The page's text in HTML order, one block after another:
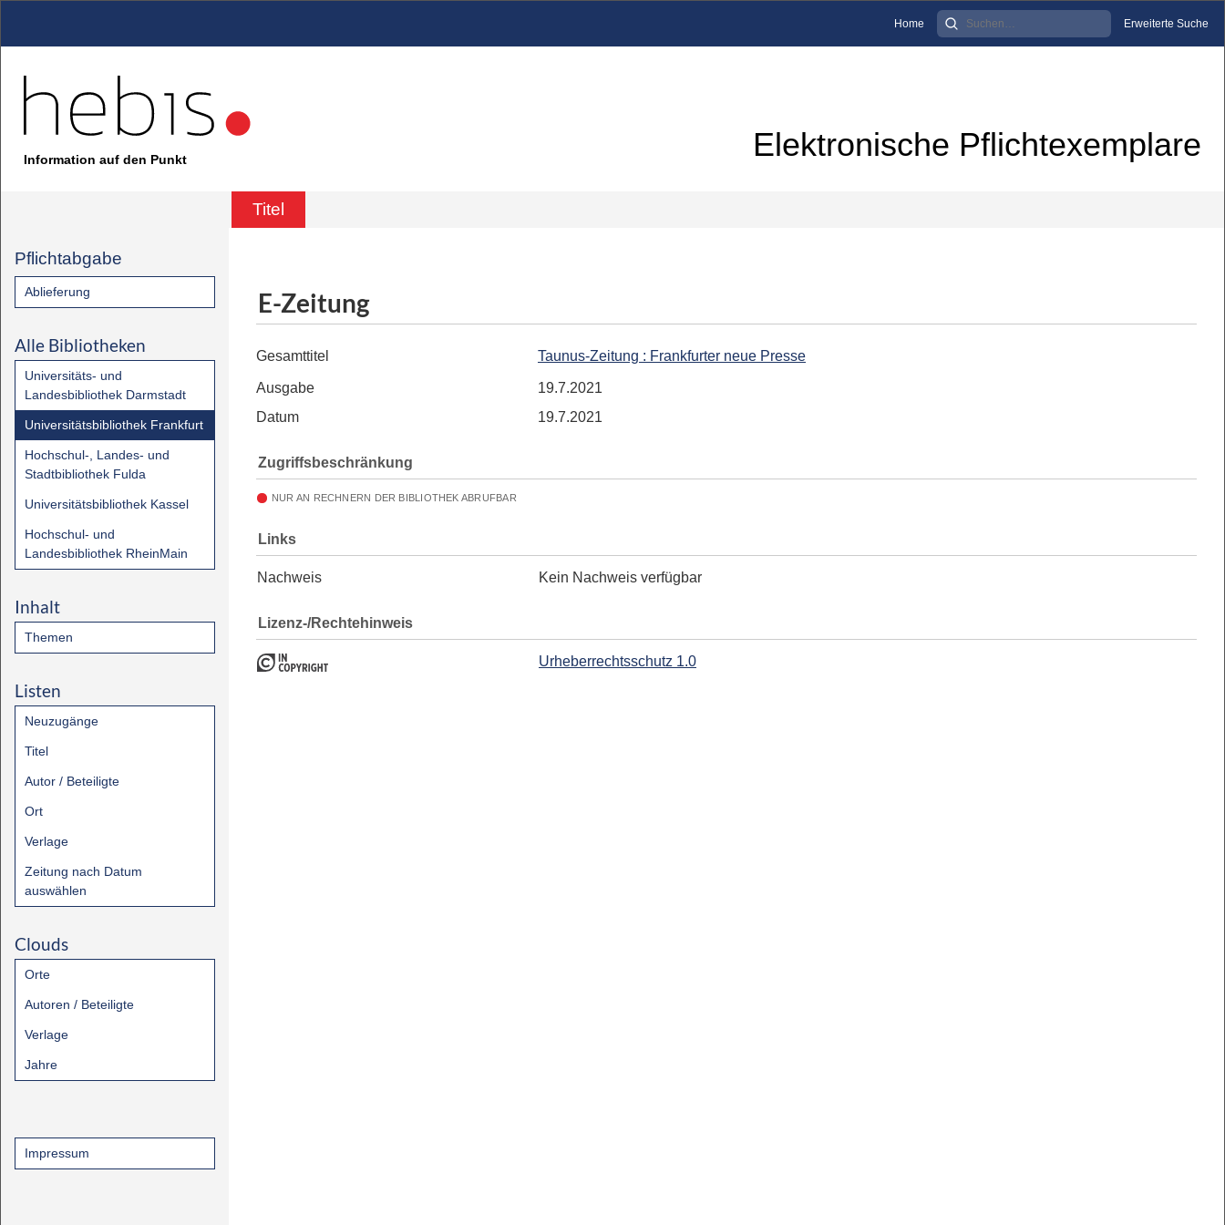
Home Erweiterte Suche
Information auf den Punkt Elektronische Pflichtexemplare
Titel
Pflichtabgabe
Ablieferung
Alle Bibliotheken
Universitäts- und
Landesbibliothek Darmstadt
Universitätsbibliothek Frankfurt
Hochschul-, Landes- und
Stadtbibliothek Fulda
Universitätsbibliothek Kassel
Hochschul- und
Landesbibliothek RheinMain
Inhalt
Themen
Listen
Neuzugänge
Titel
Autor / Beteiligte
Ort
Verlage
Zeitung nach Datum
auswählen
Clouds
Orte
Autoren / Beteiligte
Verlage
Jahre
Impressum
E-Zeitung
Gesamttitel Taunus-Zeitung : Frankfurter neue Presse
Ausgabe
19.7.2021
Datum
19.7.2021
Zugriffsbeschränkung
NUR AN RECHNERN DER BIBLIOTHEK ABRUFBAR
Links
Nachweis Kein Nachweis verfügbar
Lizenz-/Rechtehinweis
Urheberrechtsschutz 1.0